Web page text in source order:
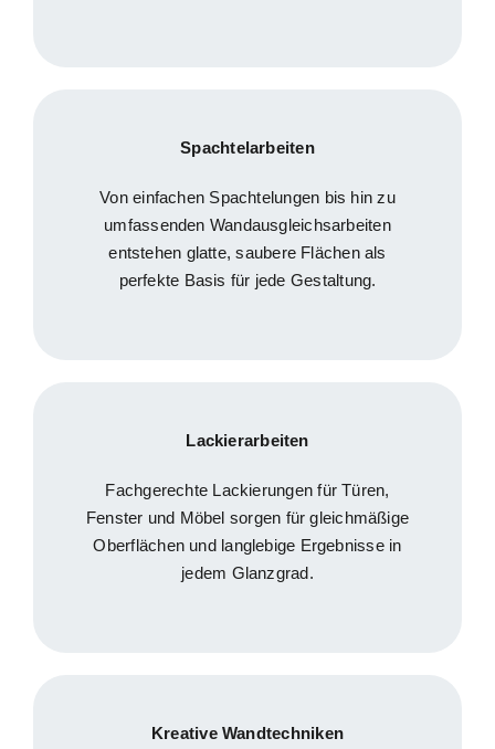
Spachtelarbeiten
Von einfachen Spachtelungen bis hin zu
umfassenden Wandausgleichsarbeiten
entstehen glatte, saubere Flächen als
perfekte Basis für jede Gestaltung.
Lackierarbeiten
Fachgerechte Lackierungen für Türen,
Fenster und Möbel sorgen für gleichmäßige
Oberflächen und langlebige Ergebnisse in
jedem Glanzgrad.
Kreative Wandtechniken